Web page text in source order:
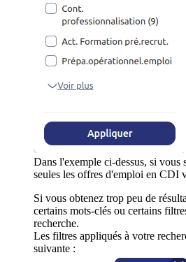
Dans l'exemple ci-dessus, si
seules les offres d'emploi en CDI
Si vous obtenez trop peu de
certains mots-clés ou certains
recherche.
Les filtres appliqués à votre
suivante :